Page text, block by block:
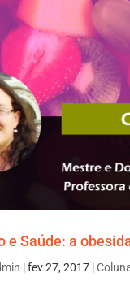
e Saúde: a
|fev 27, 2017 |